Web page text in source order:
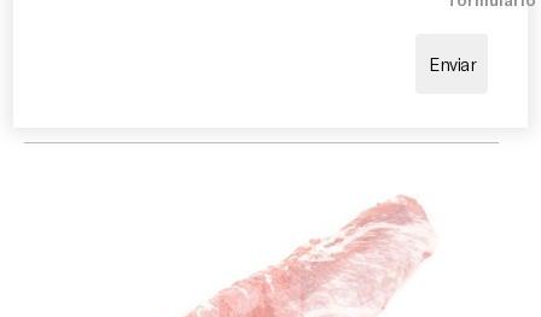
chimichurri, mantequillas aromáticas, verduras asadas